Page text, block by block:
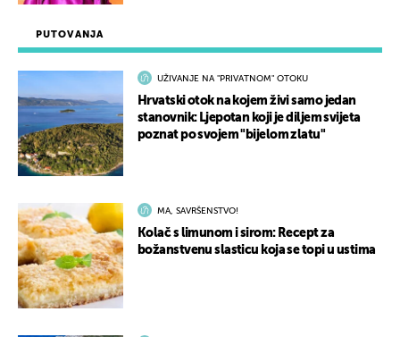
PUTOVANJA
UŽIVANJE NA "PRIVATNOM" OTOKU
Hrvatski otok na kojem živi samo jedan
stanovnik: Ljepotan koji je diljem svijeta
poznat po svojem "bijelom zlatu"
MA, SAVRŠENSTVO!
Kolač s limunom i sirom: Recept za
božanstvenu slasticu koja se topi u ustima